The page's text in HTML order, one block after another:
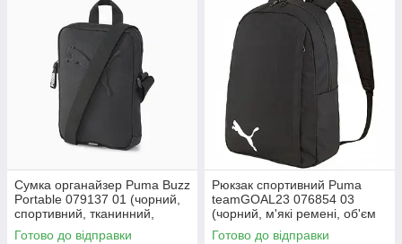
Сумка органайзер Puma Buzz
Portable 079137 01 (чорний,
спортивний, тканинний,
поліестер, логотип пума)
Готово до відправки
Рюкзак спортивний Puma
teamGOAL23 076854 03
(чорний, м'які ремені, об'єм
23 літри, бренд пума)
Готово до відправки